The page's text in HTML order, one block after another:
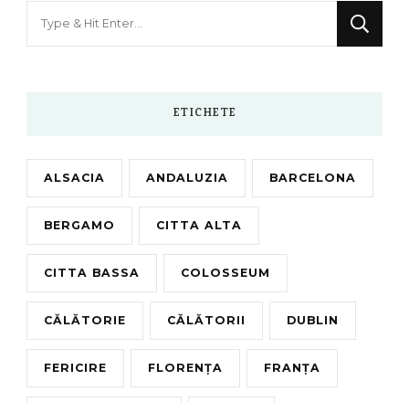
ETICHETE
ALSACIA ANDALUZIA BARCELONA
BERGAMO CITTA ALTA
CITTA BASSA COLOSSEUM
CĂLĂTORIE CĂLĂTORII DUBLIN
FERICIRE FLORENȚA FRANȚA